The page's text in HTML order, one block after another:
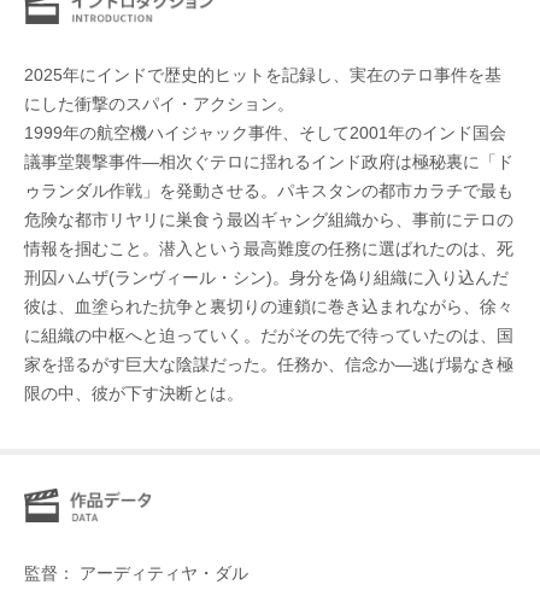
2025年にインドで歴史的ヒットを記録し、実在のテロ事件を基
にした衝撃のスパイ・アクション。
1999年の航空機ハイジャック事件、そして2001年のインド国会
議事堂襲撃事件―相次ぐテロに揺れるインド政府は極秘裏に「ド
ゥランダル作戦」を発動させる。パキスタンの都市カラチで最も
危険な都市リヤリに巣食う最凶ギャング組織から、事前にテロの
情報を掴むこと。潜入という最高難度の任務に選ばれたのは、死
刑囚ハムザ(ランヴィール・シン)。身分を偽り組織に入り込んだ
彼は、血塗られた抗争と裏切りの連鎖に巻き込まれながら、徐々
に組織の中枢へと迫っていく。だがその先で待っていたのは、国
家を揺るがす巨大な陰謀だった。任務か、信念か―逃げ場なき極
限の中、彼が下す決断とは。
監督： アーディティヤ・ダル